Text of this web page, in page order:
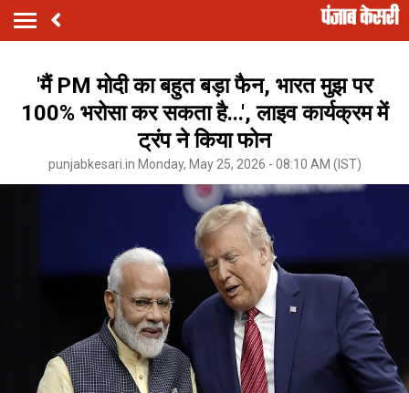
'मैं PM मोदी का बहुत बड़ा फैन, भारत मुझ पर
100% भरोसा कर सकता है...', लाइव कार्यक्रम में
ट्रंप ने किया फोन
punjabkesari.in Monday, May 25, 2026 - 08:10 AM (IST)